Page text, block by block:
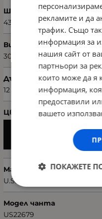
Ширина (см)
43
Височина (см)
30
Дълбочина (см)
12
Цвят
Марка
U.S. POLO ASSN.
Модел чанта
US22679
рекламите и да
трафик. Също
информация за
нашия сайт от
партньори за
които може да я
информация,
предоставили
вашето
ПОКАЖЕТЕ